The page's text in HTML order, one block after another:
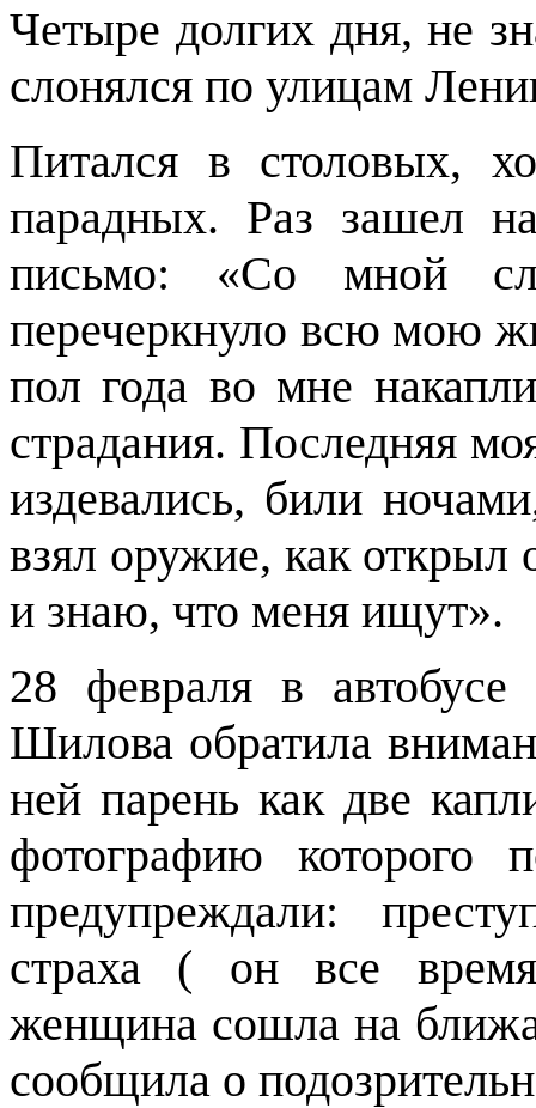
Четыре долгих дня, не
слонялся по улицам
Питался в столовых,
парадных. Раз зашел
письмо: «Со мной
перечеркнуло всю мою
пол года во мне
страдания. Последняя
издевались, били
взял оружие, как открыл
и знаю, что меня ищут».
28 февраля в
Шилова обратила
ней парень как две
фотографию которого
предупреждали:
страха ( он все
женщина сошла на
сообщила о